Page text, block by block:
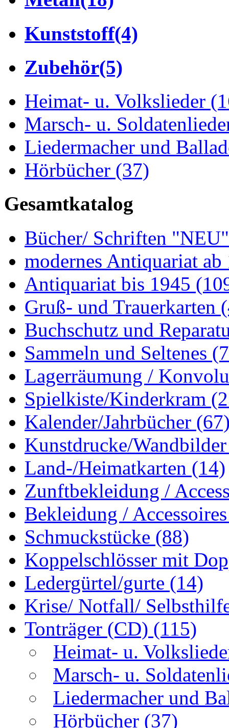
Kunststoff(4)
Zubehör(5)
Heimat- u. Volkslieder
Marsch- u.
Liedermacher und
Hörbücher (37)
Gesamtkatalog
Bücher/ Schriften
modernes Antiquariat
Antiquariat bis 1945
Gruß- und Trauerkarten
Buchschutz und
Sammeln und Seltenes
Lagerräumung /
Spielkiste/Kinderkram
Kalender/Jahrbücher
Kunstdrucke/
Land-/Heimatkarten (14)
Zunftbekleidung /
Bekleidung /
Schmuckstücke (88)
Koppelschlösser mit
Ledergürtel/gurte (14)
Krise/ Notfall/
Tonträger (CD) (115)
Heimat- u.
Marsch- u.
Liedermacher und
Hörbücher (37)